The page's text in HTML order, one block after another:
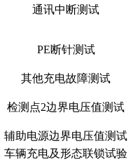
通讯中断测试
PE断针测试
其他充电故障测试
检测点2边界电压值测试
辅助电源边界电压值测试
车辆充电及形态联锁试验